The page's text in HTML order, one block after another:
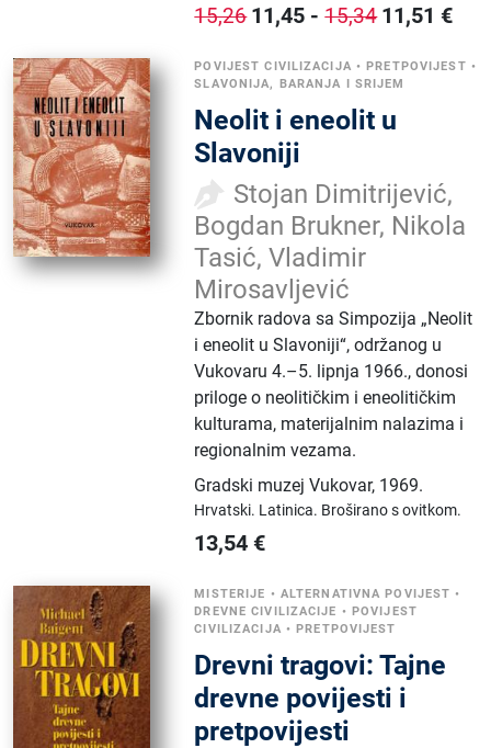
15,26 11,45 -15,34 11,51 €
POVIJEST CIVILIZACIJA •PRETPOVIJEST •
SLAVONIJA, BARANJA I SRIJEM
Neolit i eneolit u
Slavoniji
Stojan Dimitrijević,
Bogdan Brukner, Nikola
Tasić, Vladimir
Mirosavljević
Zbornik radova sa Simpozija „Neolit
i eneolit u Slavoniji“, održanog u
Vukovaru 4.–5. lipnja 1966., donosi
priloge o neolitičkim i eneolitičkim
kulturama, materijalnim nalazima i
regionalnim vezama.
Gradski muzej Vukovar, 1969.
Hrvatski. Latinica. Broširano s ovitkom.
13,54 €
MISTERIJE • ALTERNATIVNA POVIJEST •
DREVNE CIVILIZACIJE • POVIJEST
CIVILIZACIJA •PRETPOVIJEST
Drevni tragovi: Tajne
drevne povijesti i
pretpovijesti